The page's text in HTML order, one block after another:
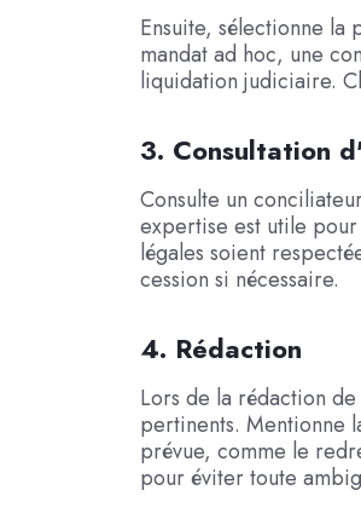
Ensuite, sélectionne
mandat ad hoc, une
liquidation judiciaire.
3. Consultation
Consulte un
expertise est utile
légales soient
cession si nécessaire.
4. Rédaction
Lors de la rédaction
pertinents. Mentionne
prévue, comme le
pour éviter toute